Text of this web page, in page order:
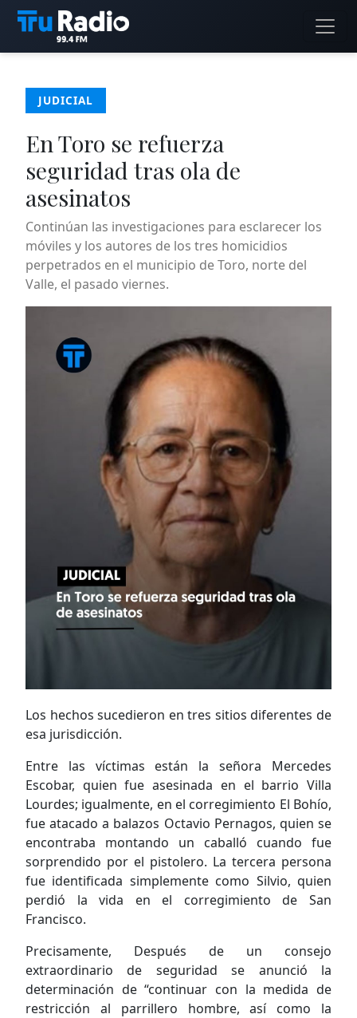
JUDICIAL
En Toro se refuerza
seguridad tras ola de
asesinatos
Continúan las investigaciones para esclarecer los
móviles y los autores de los tres homicidios
perpetrados en el municipio de Toro, norte del
Valle, el pasado viernes.
Los hechos sucedieron en tres sitios diferentes de
esa jurisdicción.
Entre las víctimas están la señora Mercedes
Escobar, quien fue asesinada en el barrio Villa
Lourdes; igualmente, en el corregimiento El Bohío,
fue atacado a balazos Octavio Pernagos, quien se
encontraba montando un caballó cuando fue
sorprendido por el pistolero. La tercera persona
fue identificada simplemente como Silvio, quien
perdió la vida en el corregimiento de San
Francisco.
Precisamente, Después de un consejo
extraordinario de seguridad se anunció la
determinación de “continuar con la medida de
restricción al parrillero hombre, así como la